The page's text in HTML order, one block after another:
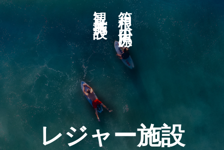
箱根・小田原の
観光施設へ
レジャー施設